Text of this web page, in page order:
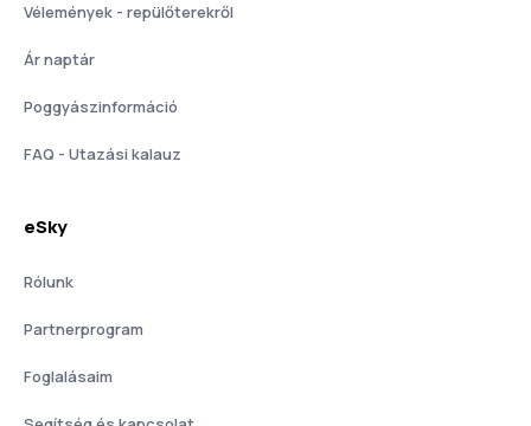
Vélemények - repülőterekről
Ár naptár
Poggyászinformáció
FAQ - Utazási kalauz
eSky
Rólunk
Partnerprogram
Foglalásaim